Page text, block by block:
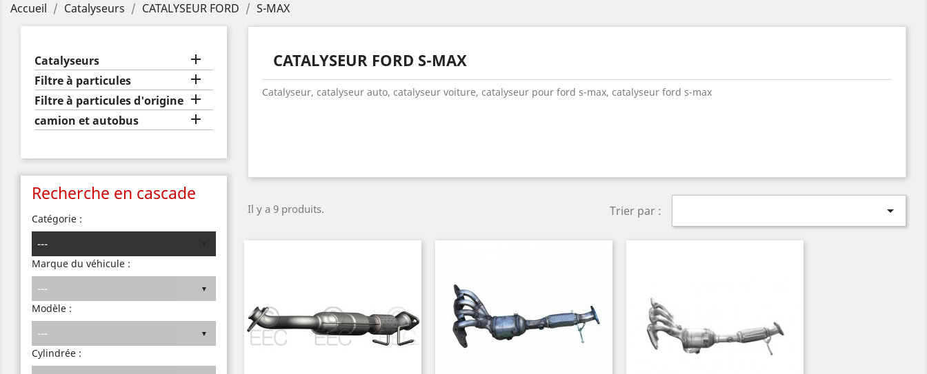
Accueil Catalyseurs CATALYSEUR FORD S-MAX
Catalyseurs 
Filtre à particules 
Filtre à particules d'origine 
camion et autobus 
Recherche en cascade
Catégorie :
Marque du véhicule :
Modèle :
Cylindrée :
CATALYSEUR FORD S-MAX
Catalyseur, catalyseur auto, catalyseur voiture, catalyseur pour ford s-max, catalyseur ford s-max
Il y a 9 produits. Trier par : 